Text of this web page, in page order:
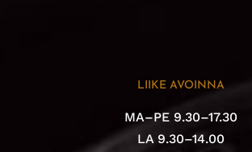
LIIKE AVOINNA
MA–PE 9.30–17.30
LA 9.30–14.00